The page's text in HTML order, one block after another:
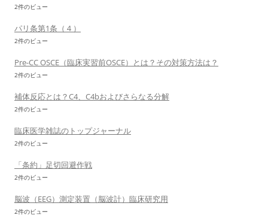
2件のビュー
パリ条第1条（４）
2件のビュー
Pre-CC OSCE（臨床実習前OSCE）とは？その対策方法は？
2件のビュー
補体反応とは？C4、C4bおよびさらなる分解
2件のビュー
臨床医学雑誌のトップジャーナル
2件のビュー
「条約」足切回避作戦
2件のビュー
脳波（EEG）測定装置（脳波計）臨床研究用
2件のビュー